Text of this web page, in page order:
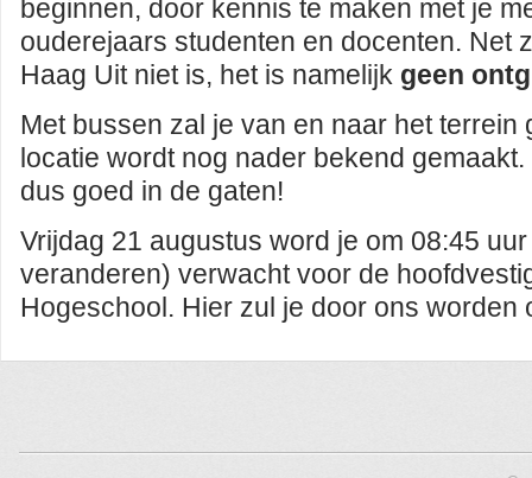
beginnen, door kennis te maken met je
ouderejaars studenten en docenten. Net
Haag Uit niet is, het is namelijk geen
Met bussen zal je van en naar het terrein
locatie wordt nog nader bekend
dus goed in de gaten!
Vrijdag 21 augustus word je om 08:45
veranderen) verwacht voor de
Hogeschool. Hier zul je door ons worden